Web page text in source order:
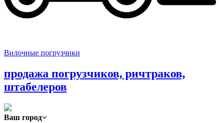
Вилочные погрузчики
продажа погрузчиков, ричтраков,
штабелеров
Ваш город